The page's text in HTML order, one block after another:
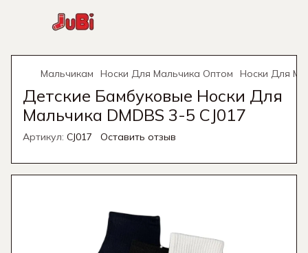
Мальчикам Носки Для Мальчика Оптом Носки Для
Детские Бамбуковые Носки Для
Мальчика DMDBS 3-5 CJ017
Артикул: CJ017 Оставить отзыв